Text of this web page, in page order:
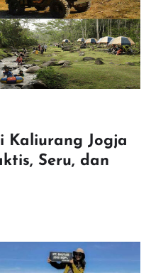
Kaliurang Jogja
Seru, dan